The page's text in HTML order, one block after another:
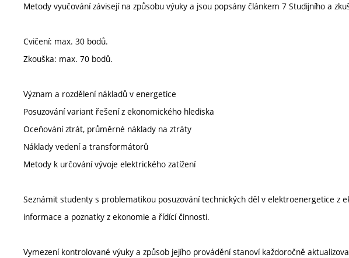
Metody vyučování závisejí na způsobu výuky a jsou popsány článkem 7 Studijního a
Cvičení: max. 30 bodů.
Zkouška: max. 70 bodů.
Význam a rozdělení nákladů v energetice
Posuzování variant řešení z ekonomického hlediska
Oceňování ztrát, průměrné náklady na ztráty
Náklady vedení a transformátorů
Metody k určování vývoje elektrického zatížení
Seznámit studenty s problematikou posuzování technických děl v elektroenergetice z
informace a poznatky z ekonomie a řídící činnosti.
Vymezení kontrolované výuky a způsob jejího provádění stanoví každoročně